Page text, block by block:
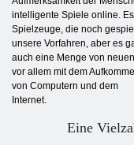
intelligente Spiele online.
Spielzeuge, die noch
unsere Vorfahren, aber es
auch eine Menge von
vor allem mit dem
von Computern und dem
Internet.
Eine